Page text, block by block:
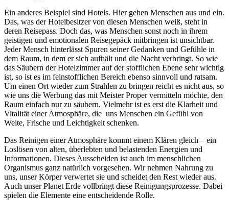
Ein anderes Beispiel sind Hotels. Hier gehen Menschen aus und ein.
Das, was der Hotelbesitzer von diesen Menschen weiß, steht in
deren Reisepass. Doch das, was Menschen sonst noch in ihrem
geistigen und emotionalen Reisegepäck mitbringen ist unsichtbar.
Jeder Mensch hinterlässt Spuren seiner Gedanken und Gefühle in
dem Raum, in dem er sich aufhält und die Nacht verbringt. So wie
das Säubern der Hotelzimmer auf der stofflichen Ebene sehr wichtig
ist, so ist es im feinstofflichen Bereich ebenso sinnvoll und ratsam.
Um einen Ort wieder zum Strahlen zu bringen reicht es nicht aus, so
wie uns die Werbung das mit Meister Proper vermitteln möchte, den
Raum einfach nur zu säubern. Vielmehr ist es erst die Klarheit und
Vitalität einer Atmosphäre, die uns Menschen ein Gefühl von
Weite, Frische und Leichtigkeit schenken.
Das Reinigen einer Atmosphäre kommt einem Klären gleich – ein
Loslösen von alten, überlebten und belastenden Energien und
Informationen. Dieses Ausscheiden ist auch im menschlichen
Organismus ganz natürlich vorgesehen. Wir nehmen Nahrung zu
uns, unser Körper verwertet sie und scheidet den Rest wieder aus.
Auch unser Planet Erde vollbringt diese Reinigungsprozesse. Dabei
spielen die Elemente eine entscheidende Rolle.